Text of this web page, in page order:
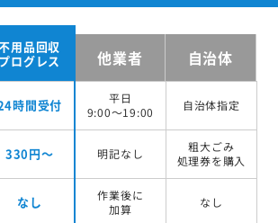
用品回収
プログレス
他業者 自治体
時間受付
平日
9:00～19:00
自治体指定
330円～ 明記なし
粗大ごみ
処理券を購入
なし
作業後に
加算
なし